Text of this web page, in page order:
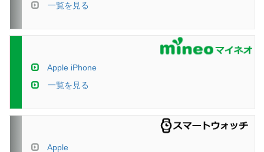
一覧を見る
Apple iPhone
一覧を見る
Apple